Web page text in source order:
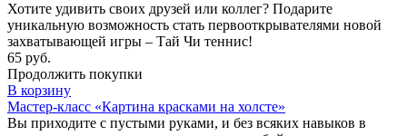
Хотите удивить своих друзей или коллег? Подарите
уникальную возможность стать первооткрывателями новой
захватывающей игры – Тай Чи теннис!
65 руб.
Продолжить покупки
В корзину
Мастер-класс «Картина красками на холсте»
Вы приходите с пустыми руками, и без всяких навыков в